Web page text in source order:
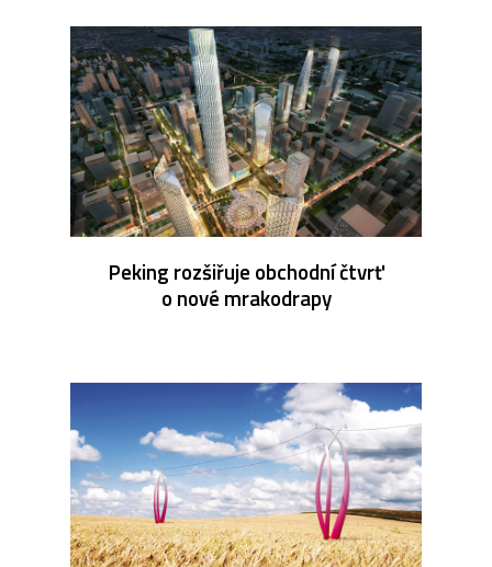
Peking rozšiřuje obchodní čtvrť
o nové mrakodrapy